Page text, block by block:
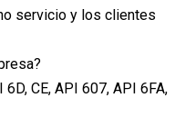
servicio y los clientes
CE, API 607, API 6FA,